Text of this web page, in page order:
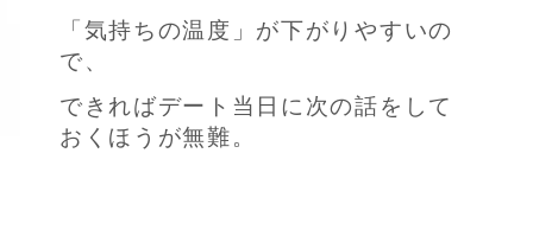
「気持ちの温度」が下がりやすいの
で、
できればデート当日に次の話をして
おくほうが無難。